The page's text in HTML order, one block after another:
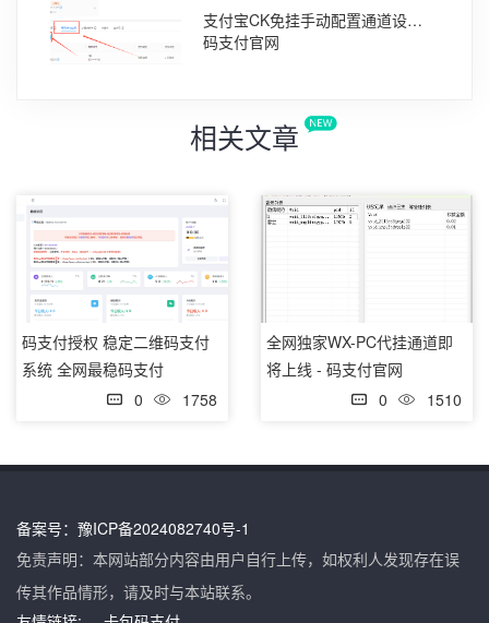
支付宝CK免挂手动配置通道设置 -
码支付官网
相关文章
码支付授权 稳定二维码支付
系统 全网最稳码支付
1758
0
全网独家WX-PC代挂通道即
将上线 - 码支付官网
1510
0
备案号： 豫ICP备2024082740号-1
免责声明：本网站部分内容由用户自行上传，如权利人发现存在误
传其作品情形，请及时与本站联系。